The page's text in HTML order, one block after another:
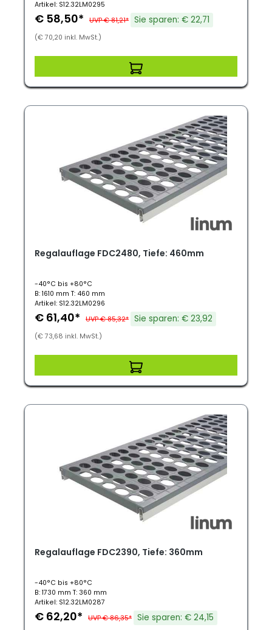
Artikel: S12.32LM0295
€ 58,50* UVP € 81,21* Sie sparen: € 22,71
(€ 70,20 inkl. MwSt.)
Regalauflage FDC2480, Tiefe: 460mm
-40°C bis +80°C
B: 1610 mm T: 460 mm
Artikel: S12.32LM0296
€ 61,40* UVP € 85,32* Sie sparen: € 23,92
(€ 73,68 inkl. MwSt.)
Regalauflage FDC2390, Tiefe: 360mm
-40°C bis +80°C
B: 1730 mm T: 360 mm
Artikel: S12.32LM0287
€ 62,20* UVP € 86,35* Sie sparen: € 24,15